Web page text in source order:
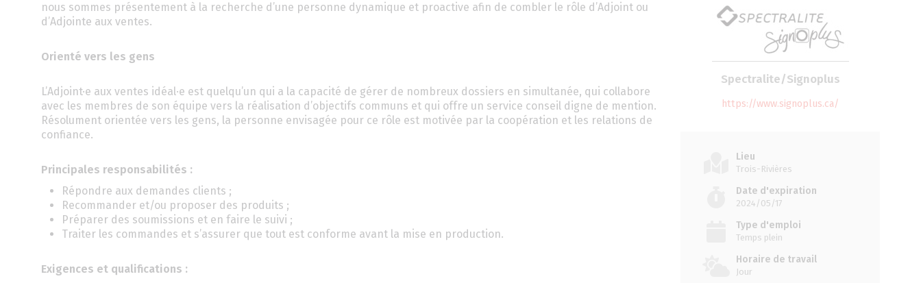
nous sommes présentement à la recherche d’une personne dynamique et proactive afin de combler le rôle d’Adjoint ou
d’Adjointe aux ventes.
Orienté vers les gens
L’Adjoint·e aux ventes idéal·e est quelqu’un qui a la capacité de gérer de nombreux dossiers en simultanée, qui collabore
avec les membres de son équipe vers la réalisation d’objectifs communs et qui offre un service conseil digne de mention.
Résolument orientée vers les gens, la personne envisagée pour ce rôle est motivée par la coopération et les relations de
confiance.
Principales responsabilités :
Répondre aux demandes clients ;
Recommander et/ou proposer des produits ;
Préparer des soumissions et en faire le suivi ;
Traiter les commandes et s’assurer que tout est conforme avant la mise en production.
Exigences et qualifications :
Spectralite/Signoplus
https://www.signoplus.ca/
Lieu
Trois-Rivières
Date d'expiration
2024/05/17
Type d'emploi
Temps plein
Horaire de travail
Jour